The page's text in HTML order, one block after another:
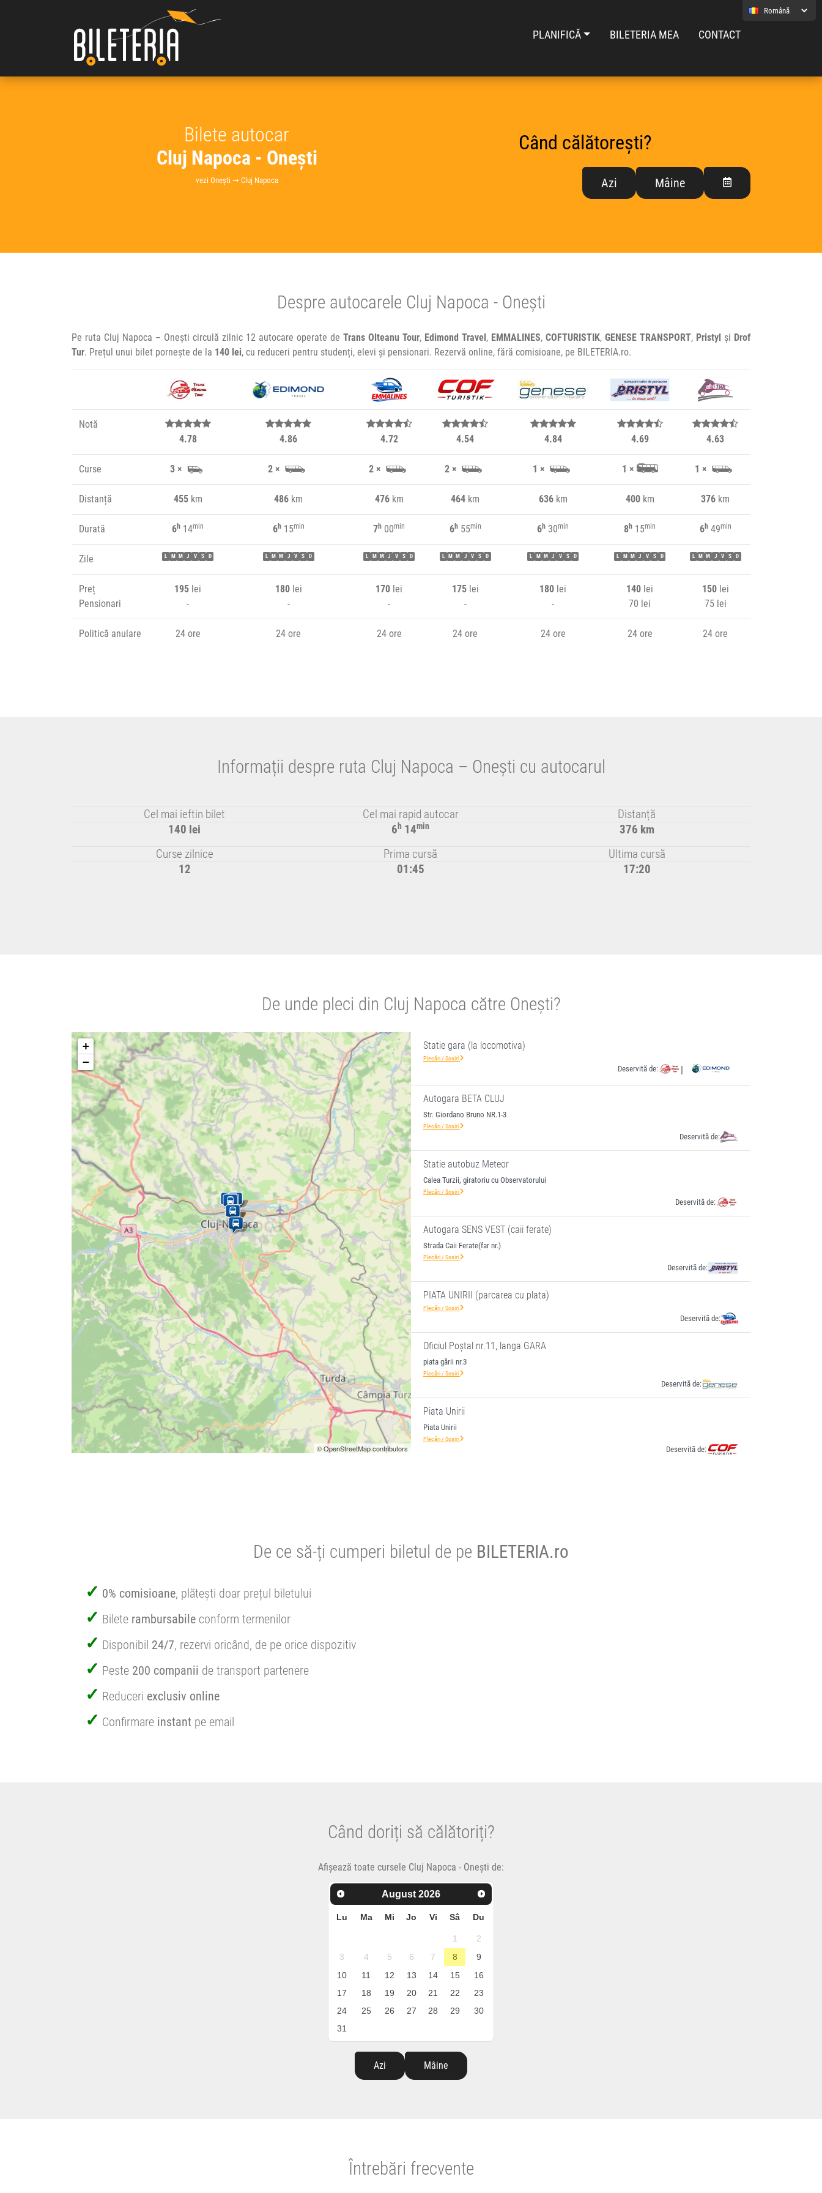
PLANIFICĂ BILETERIA MEA CONTACT
Bilete autocar
Cluj Napoca - Onești
vezi Onești ➞ Cluj Napoca
Când călătorești?
Azi Mâine
Despre autocarele Cluj Napoca - Onești
Pe ruta Cluj Napoca – Onești circulă zilnic 12 autocare operate de Trans Olteanu Tour, Edimond Travel, EMMALINES, COFTURISTIK, GENESE TRANSPORT, Pristyl și Drof
Tur. Prețul unui bilet pornește de la 140 lei, cu reduceri pentru studenți, elevi și pensionari. Rezervă online, fără comisioane, pe BILETERIA.ro.
Notă
4.78
4.86 4.72 4.54 4.84 4.69 4.63
Curse 3 × 2 × 2 × 2 × 1 × 1 × 1 ×
Distanță 455km 486 km 476km 464 km 636km 400km 376 km
Durată 6h 14min 6h15min 7h 00min 6h55min 6h 30min 8h 15min 6h49min
Zile M M J V S D M M J V S D M M J V S D M M J V S D M M J V S D M M J V S D M M J V S D
Preț
Pensionari
195 lei
-
180lei
-
170 lei
-
175lei
-
180 lei
-
140 lei
70 lei
150lei
75 lei
Politică anulare 24 ore 24 ore 24 ore 24 ore 24 ore 24 ore 24 ore
Informații despre ruta Cluj Napoca – Onești cu autocarul
Cel mai ieftin bilet
140 lei
Cel mai rapid autocar
6h 14min
Distanță
376 km
Curse zilnice
12
Prima cursă
01:45
Ultima cursă
17:20
De unde pleci din Cluj Napoca către Onești?
+
−
© OpenStreetMap contributors
Statie gara (la locomotiva)
Plecări / Sosiri
Deservită de: |
Autogara BETA CLUJ
Str. Giordano Bruno NR.1-3
Plecări / Sosiri
Deservită de:
Statie autobuz Meteor
Calea Turzii, giratoriu cu Observatorului
Plecări / Sosiri
Deservită de:
Autogara SENS VEST (caii ferate)
Strada Caii Ferate(far nr.)
Plecări / Sosiri
Deservită de:
PIATA UNIRII (parcarea cu plata)
Plecări / Sosiri
Deservită de:
Oficiul Poştal nr.11, langa GARA
piata gării nr.3
Plecări / Sosiri
Deservită de:
Piata Unirii
Piata Unirii
Plecări / Sosiri
Deservită de:
De ce să-ți cumperi biletul de pe BILETERIA.ro
0% comisioane, plătești doar prețul biletului
Bilete rambursabile conform termenilor
Disponibil 24/7, rezervi oricând, de pe orice dispozitiv
Peste 200 companii de transport partenere
Reduceri exclusiv online
Confirmare instant pe email
Când doriți să călătoriți?
Afișează toate cursele Cluj Napoca - Onești de:
August 2026
Lu Ma Mi Jo Vi Sâ Du
1
2
3
4 5 6 7 8
9
10
11 12 13 14 15
16
17
18 19 20 21 22
23
24
25 26 27 28 29
30
31
Azi Mâine
Întrebări frecvente